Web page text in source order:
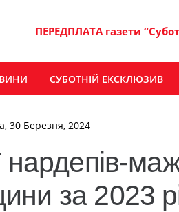
ПЕРЕДПЛАТА газети
СУБОТНІЙ ЕКСКЛЮЗИВ
30 Березня, 2024
нардепів-
за 2023